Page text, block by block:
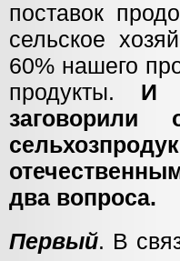
поставок
сельское
60% нашего
продукты. И
два вопроса.
Первый. В